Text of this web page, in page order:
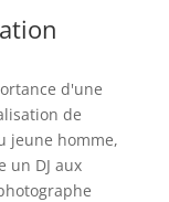
d'une
de
jeune homme,
un DJ aux